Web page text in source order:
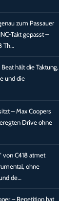
zum Passauer
Takt gepasst –
Th…
hält die Taktung,
und die
– Max Coopers
Drive ohne
von C418 atmet
ohne
de…
– Repetition hat